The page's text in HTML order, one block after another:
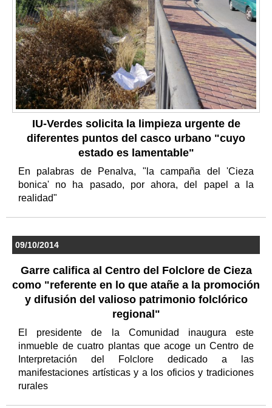
IU-Verdes solicita la limpieza urgente de
diferentes puntos del casco urbano "cuyo
estado es lamentable"
En palabras de Penalva, "la campaña del 'Cieza
bonica' no ha pasado, por ahora, del papel a la
realidad"
09/10/2014
Garre califica al Centro del Folclore de Cieza
como "referente en lo que atañe a la promoción
y difusión del valioso patrimonio folclórico
regional"
El presidente de la Comunidad inaugura este
inmueble de cuatro plantas que acoge un Centro de
Interpretación del Folclore dedicado a las
manifestaciones artísticas y a los oficios y tradiciones
rurales